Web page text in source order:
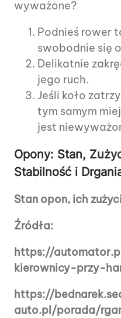
wyważone?
Podnieś rower
swobodnie się
Delikatnie
jego ruch.
Jeśli koło
tym samym
jest
Opony: Stan,
Stabilność i
Stan opon, ich
Źródła:
https://
kierownicy-przy-
https://
auto.pl/porada/